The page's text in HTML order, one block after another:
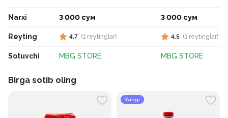
Narxi
Reyting
Sotuvchi
3 000 сум
4.7 (1 reytinglar)
MBG STORE
3 000 сум
4.5 (1 reytinglar)
MBG STORE
Birga sotib oling
Yangi